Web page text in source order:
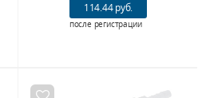
114.44 руб.
после регистрации